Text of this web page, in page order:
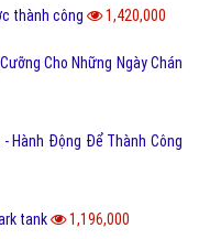
thành công 1,420,000
Cho Những Ngày Chán
Hành Động Để Thành Công
tank 1,196,000